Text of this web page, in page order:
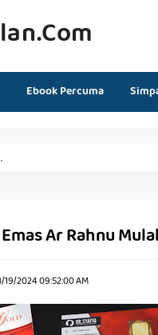
Ebook Percuma
Ar Rahnu
19/2024 09:52:00 AM